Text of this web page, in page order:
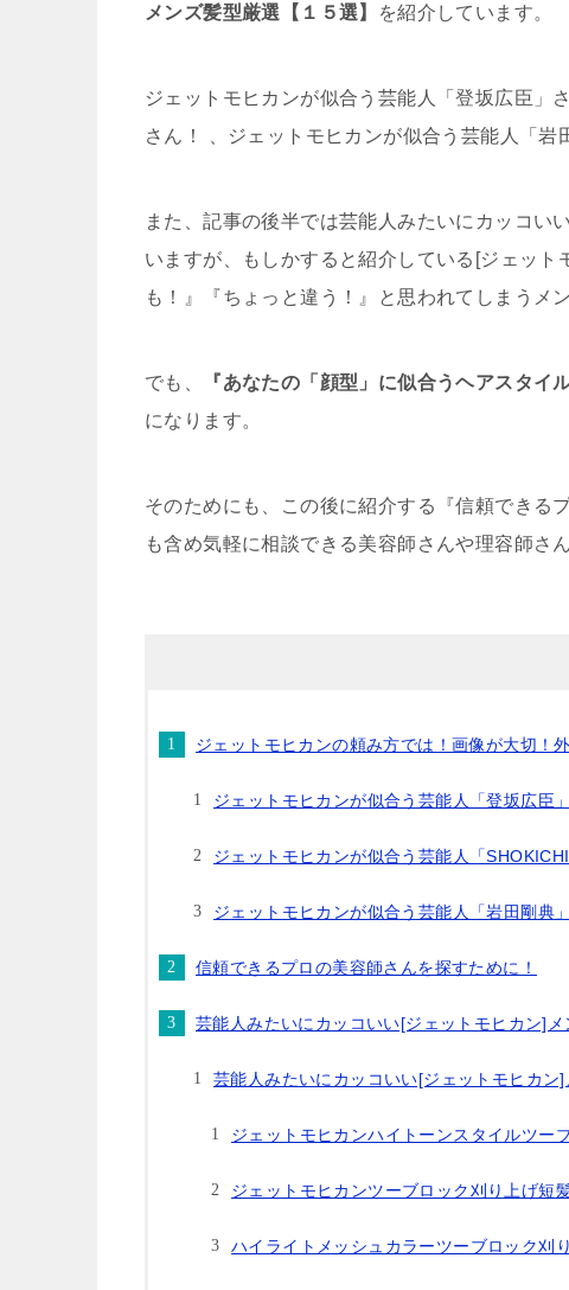
メンズ髪型厳選【１５選】
を紹介しています。
ジェットモヒカンが似合う芸能人「登坂広臣」
さん！ 、ジェットモヒカンが似合う芸能人「岩
また、記事の後半では芸能人みたいにカッコい
いますが、もしかすると紹介している[ジェッ
も！』『ちょっと違う！』と思われてしまうメ
でも、 『あなたの「顔型」に似合うヘアスタイ
になります。
そのためにも、この後に紹介する『信頼できる
も含め気軽に相談できる美容師さんや理容師さ
ジェットモヒカンの頼み方では！画像が大切！
ジェットモヒカンが似合う芸能人「登坂広臣
ジェットモヒカンが似合う芸能人「SHOKICHI
ジェットモヒカンが似合う芸能人「岩田剛典
信頼できるプロの美容師さんを探すために！
芸能人みたいにカッコいい[ジェットモヒカン]メ
芸能人みたいにカッコいい[ジェットモヒカン]
ジェットモヒカンハイトーンスタイルツー
ジェットモヒカンツーブロック刈り上げ短
ハイライトメッシュカラーツーブロック刈